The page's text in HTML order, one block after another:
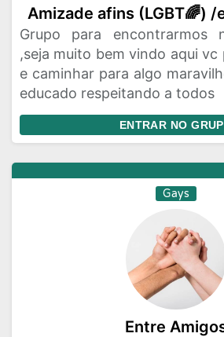
Grupo para encontrarmos
,seja muito bem vindo aqui
e caminhar para algo
educado respeitando a todos
ENTRAR NO
Gays
Entre